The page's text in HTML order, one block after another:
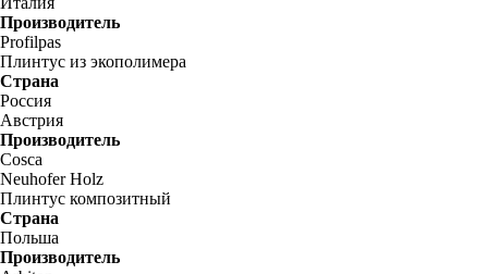
Производитель
Profilpas
Плинтус из экополимера
Страна
Россия
Австрия
Производитель
Cosca
Neuhofer Holz
Плинтус композитный
Страна
Польша
Производитель